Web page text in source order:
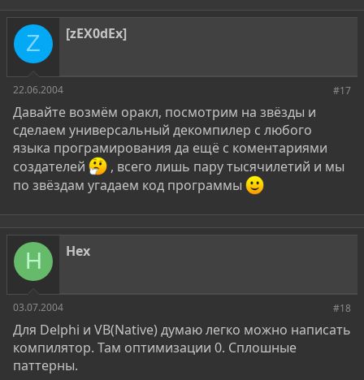
Z [zEX0dEx]
22.06.2004 #17
Давайте возмём оракл, посмотрим на звёзды и
сделаем универсальный декомпилер с любого
языка програмирования да ещё с коментариями
создателей
, всего лишь пару тысячилетий и мы
по звёздам угадаем код программы
H Hex
03.07.2004 #18
Для Delphi и VB(Native) думаю легко можно написать
компилятор. Там оптимизации 0. Сплошные
паттерны.